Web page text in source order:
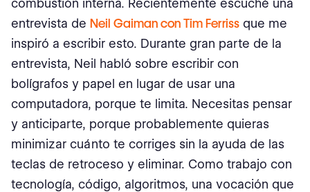
combustión interna. Recientemente escuché una
entrevista de Neil Gaiman con Tim Ferriss que me
inspiró a escribir esto. Durante gran parte de la
entrevista, Neil habló sobre escribir con
bolígrafos y papel en lugar de usar una
computadora, porque te limita. Necesitas pensar
y anticiparte, porque probablemente quieras
minimizar cuánto te corriges sin la ayuda de las
teclas de retroceso y eliminar. Como trabajo con
tecnología, código, algoritmos, una vocación que